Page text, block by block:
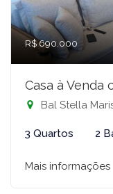
R$ 690.000
Casa à Venda
Bal Stella
3 Quartos 2
Mais informações